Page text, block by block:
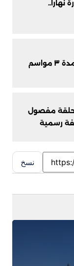
نهارا..
حلقة مفصول
رسمية
نسخ